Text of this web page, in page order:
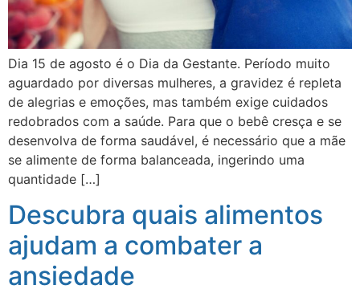
Dia 15 de agosto é o Dia da Gestante. Período muito
aguardado por diversas mulheres, a gravidez é repleta
de alegrias e emoções, mas também exige cuidados
redobrados com a saúde. Para que o bebê cresça e se
desenvolva de forma saudável, é necessário que a mãe
se alimente de forma balanceada, ingerindo uma
quantidade […]
Descubra quais alimentos
ajudam a combater a
ansiedade